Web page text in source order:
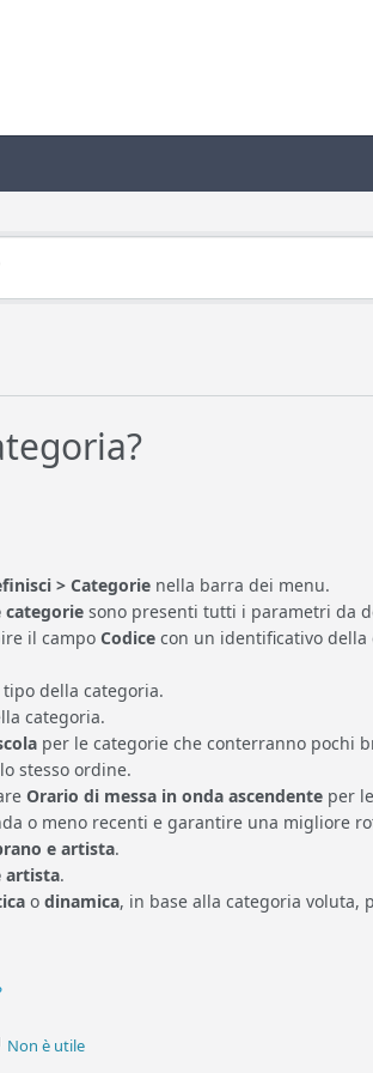
> Categorie nella barra dei menu.
categorie sono presenti tutti i parametri da
il campo Codice con un identificativo
tipo della categoria.
categoria.
per le categorie che conterranno pochi
stesso ordine.
Orario di messa in onda ascendente per
o meno recenti e garantire una migliore
e artista.
artista.
o dinamica, in base alla categoria voluta,
Non è utile